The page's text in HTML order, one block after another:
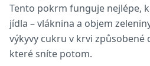
Tento pokrm funguje nejlépe,
jídla – vláknina a objem
výkyvy cukru v krvi způsobené
které sníte potom.